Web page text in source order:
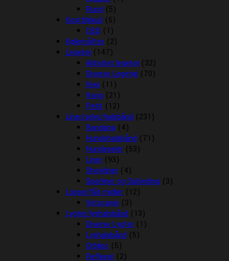
Rund (5)
Kosttilskud (5)
CBD (1)
Kølemåtter (2)
Legetøj (147)
Aktivitet legetøj (32)
Diverse Legetøj (70)
Kiwi (11)
Kong (21)
Petit (12)
Liner/seler/halsbånd (231)
Bandana (4)
Hundehalsbånd (71)
Hundeseler (53)
Liner (93)
Showliner (4)
Sporliner og Opbinding (3)
Loppe/flåt midler (12)
Vetocanis (3)
Lygter/lyshalsbånd (13)
Diverse Lygter (1)
Lyshalsbånd (5)
Orbiloc (5)
Reflexer (2)